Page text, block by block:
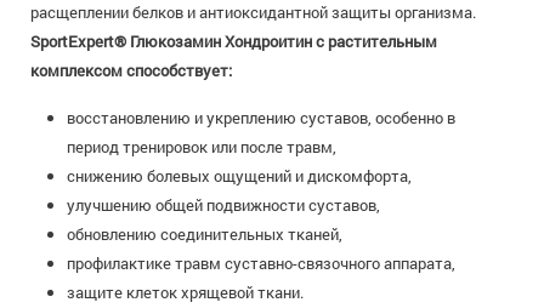
расщеплении белков и антиоксидантной защиты организма.
SportExpert® Глюкозамин Хондроитин с растительным
комплексом способствует:
восстановлению и укреплению суставов, особенно в
период тренировок или после травм,
снижению болевых ощущений и дискомфорта,
улучшению общей подвижности суставов,
обновлению соединительных тканей,
профилактике травм суставно-связочного аппарата,
защите клеток хрящевой ткани.